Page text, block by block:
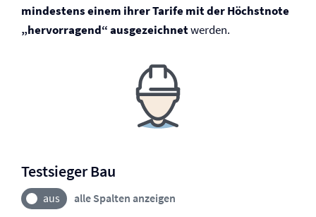
mindestens einem ihrer Tarife mit der Höchstnote
„hervorragend“ ausgezeichnetwerden.
Testsieger Bau
alle Spalten anzeigen